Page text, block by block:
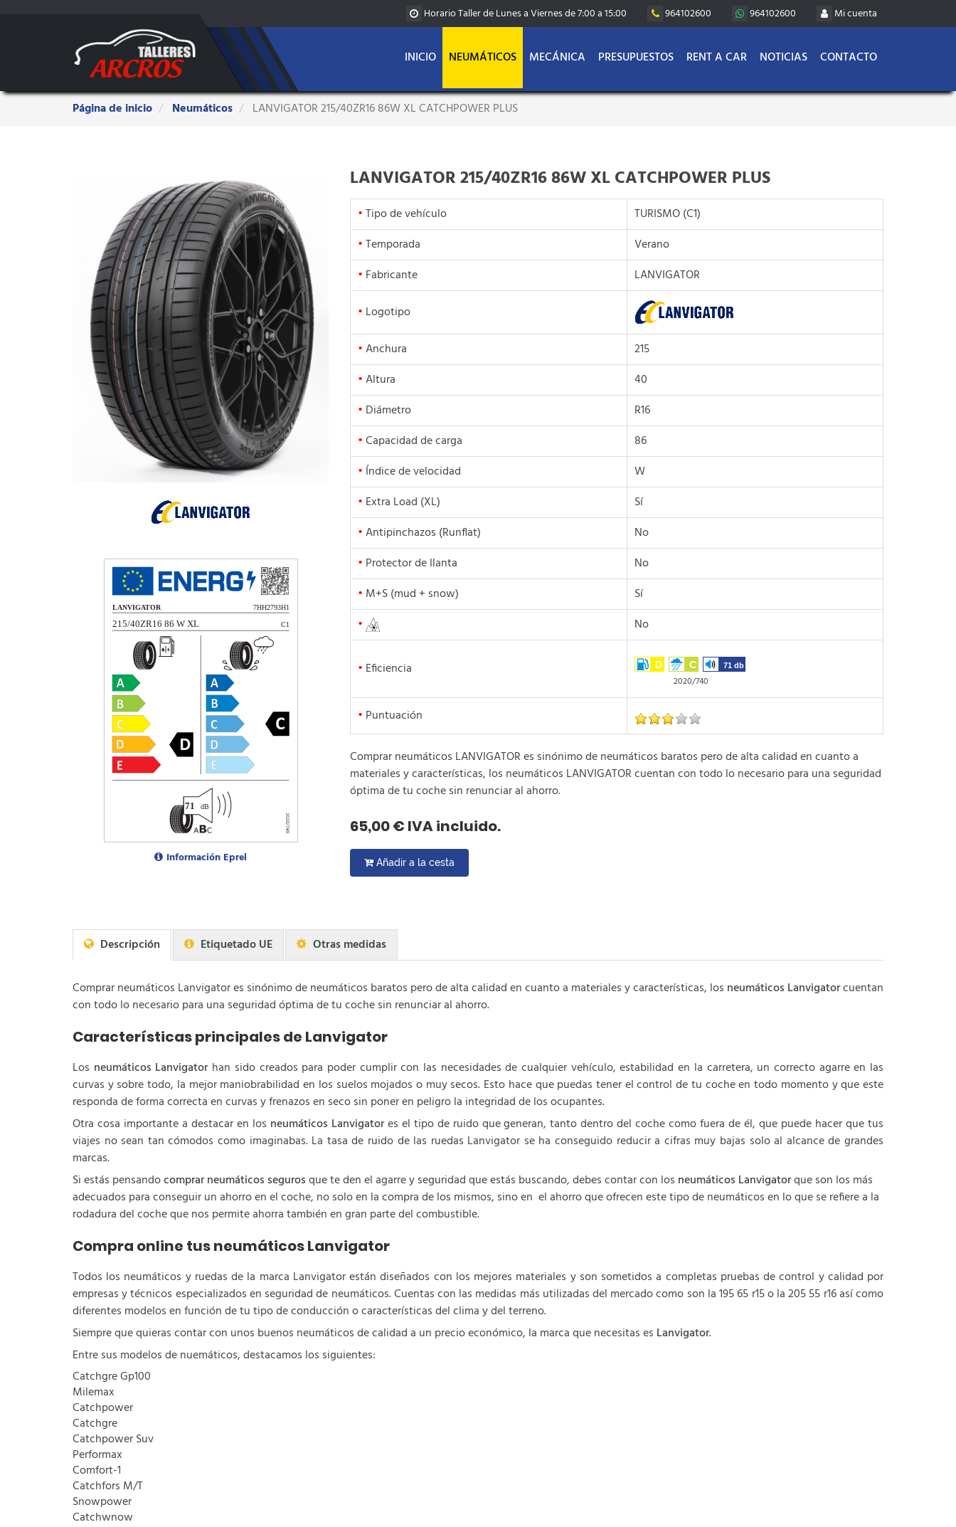
Horario Taller de Lunes a Viernes de 7:00 a 15:00 964102600 964102600 Mi cuenta
INICIO NEUMÁTICOS MECÁNICA PRESUPUESTOS RENT A CAR NOTICIAS CONTACTO
Estas
aquí:
Página de inicio Neumáticos LANVIGATOR 215/40ZR16 86W XL CATCHPOWER PLUS
Información Eprel
LANVIGATOR 215/40ZR16 86W XL CATCHPOWER PLUS
•Tipo de vehículo
TURISMO (C1)
•Temporada
Verano
• Fabricante
LANVIGATOR
• Logotipo
•Anchura
215
•Altura
40
• Diámetro
R16
•Capacidad de carga
86
• Índice de velocidad
W
• Extra Load (XL)
Sí
•Antipinchazos (Runflat)
No
• Protector de llanta
No
• M+S (mud + snow)
Sí
•
No
• Eficiencia D C 71 db
2020/740
• Puntuación
Comprar neumáticos LANVIGATOR es sinónimo de neumáticos baratos pero de alta calidad en cuanto a
materiales y características, los neumáticos LANVIGATOR cuentan con todo lo necesario para una seguridad
óptima de tu coche sin renunciar al ahorro.
65,00 € IVA incluido.
Añadir a la cesta
Descripción Etiquetado UE Otras medidas
Comprar neumáticos Lanvigator es sinónimo de neumáticos baratos pero de alta calidad en cuanto a materiales y características, los neumáticos Lanvigatorcuentan
con todo lo necesario para una seguridad óptima de tu coche sin renunciar al ahorro.
Características principales de Lanvigator
Los neumáticos Lanvigator han sido creados para poder cumplir con las necesidades de cualquier vehículo, estabilidad en la carretera, un correcto agarre en las
curvas y sobre todo, la mejor maniobrabilidad en los suelos mojados o muy secos. Esto hace que puedas tener el control de tu coche en todo momento y que este
responda de forma correcta en curvas y frenazos en seco sin poner en peligro la integridad de los ocupantes.
Otra cosa importante a destacar en los neumáticos Lanvigatores el tipo de ruido que generan, tanto dentro del coche como fuera de él, que puede hacer que tus
viajes no sean tan cómodos como imaginabas. La tasa de ruido de las ruedas Lanvigator se ha conseguido reducir a cifras muy bajas solo al alcance de grandes
marcas.
Si estás pensandocomprar neumáticos segurosque te den el agarre y seguridad que estás buscando, debes contar con los neumáticos Lanvigatorque son los más
adecuados para conseguir un ahorro en el coche, no solo en la compra de los mismos, sino en el ahorro que ofrecen este tipo de neumáticos en lo que se refiere a la
rodadura del coche que nos permite ahorra también en gran parte del combustible.
Compra online tus neumáticos Lanvigator
Todos los neumáticos y ruedas de la marca Lanvigator están diseñados con los mejores materiales y son sometidos a completas pruebas de control y calidad por
empresas y técnicos especializados en seguridad de neumáticos. Cuentas con las medidas más utilizadas del mercado como son la 195 65 r15 o la 205 55 r16 así como
diferentes modelos en función de tu tipo de conducción o características del clima y del terreno.
Siempre que quieras contar con unos buenos neumáticos de calidad a un precio económico, la marca que necesitas es Lanvigator.
Entre sus modelos de nuemáticos, destacamos los siguientes:
Catchgre Gp100
Milemax
Catchpower
Catchgre
Catchpower Suv
Performax
Comfort-1
Catchfors M/T
Snowpower
Catchwnow